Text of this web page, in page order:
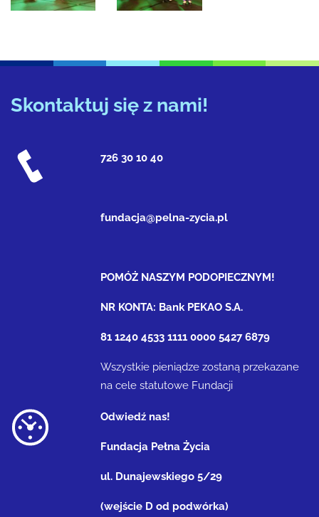
Skontaktuj się z nami!
726 30 10 40
fundacja@pelna-zycia.pl
POMÓŻ NASZYM PODOPIECZNYM!
NR KONTA: Bank PEKAO S.A.
81 1240 4533 1111 0000 5427 6879
Wszystkie pieniądze zostaną przekazane
na cele statutowe Fundacji
Odwiedź nas!
Fundacja Pełna Życia
ul. Dunajewskiego 5/29
(wejście D od podwórka)